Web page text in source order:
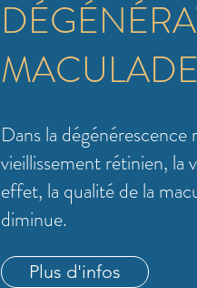
MACULADE
Dans la
vieillissement rétinien, la
effet, la qualité de la
diminue.
Plus d'infos